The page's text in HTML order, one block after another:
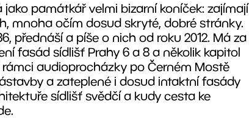
památkář velmi bizarní koníček: zajímají
mnoha očím dosud skryté, dobré stránky.
přednáší a píše o nich od roku 2012. Má za
fasád sídlišť Prahy 6 a 8 a několik kapitol
audioprocházky po Černém Mostě
a zateplené i dosud intaktní fasády
sídlišť svědčí a kudy cesta ke